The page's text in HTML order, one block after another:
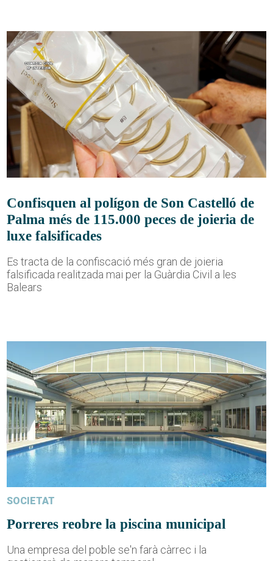
Confisquen al polígon de Son Castelló de
Palma més de 115.000 peces de joieria de
luxe falsificades
Es tracta de la confiscació més gran de joieria
falsificada realitzada mai per la Guàrdia Civil a les
Balears
SOCIETAT
Porreres reobre la piscina municipal
Una empresa del poble se'n farà càrrec i la